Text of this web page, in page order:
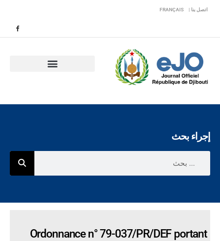
اتصل بنا | FRANÇAIS
إجراء بحث
Ordonnance n° 79-037/PR/DEF portant